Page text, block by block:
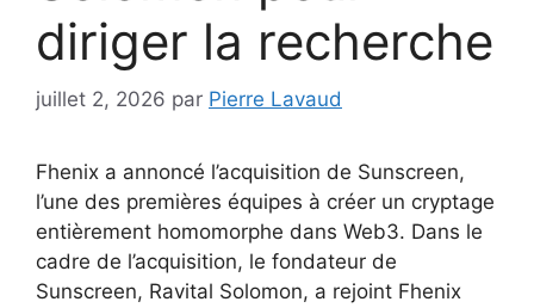
diriger la recherche
juillet 2, 2026 par Pierre Lavaud
Fhenix a annoncé l’acquisition de Sunscreen,
l’une des premières équipes à créer un cryptage
entièrement homomorphe dans Web3. Dans le
cadre de l’acquisition, le fondateur de
Sunscreen, Ravital Solomon, a rejoint Fhenix